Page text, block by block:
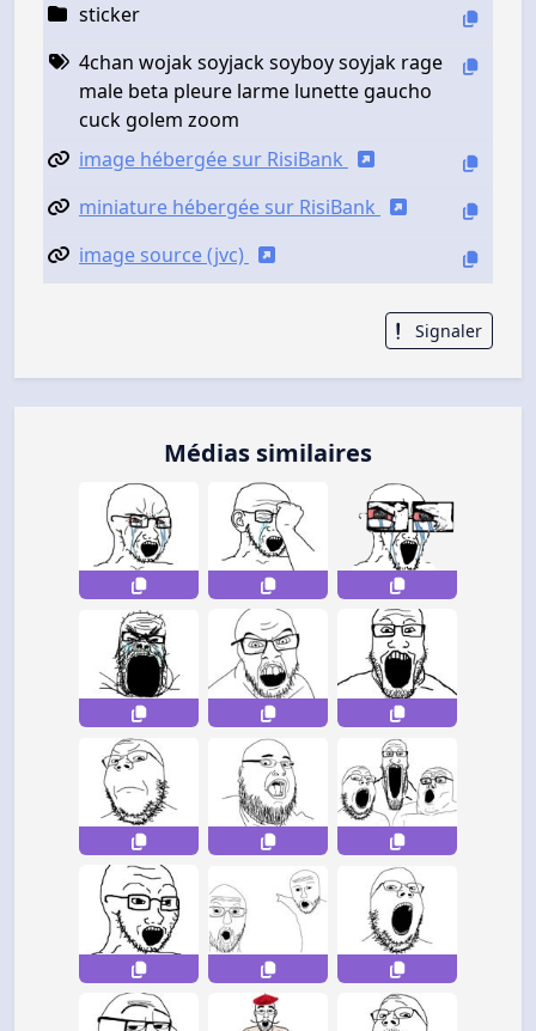
sticker
4chan wojak soyjack soyboy soyjak rage
male beta pleure larme lunette gaucho
cuck golem zoom
image hébergée sur RisiBank
miniature hébergée sur RisiBank
image source (jvc)
Signaler
Médias similaires